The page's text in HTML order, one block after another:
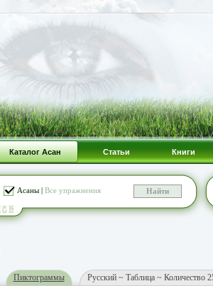
Каталог Асан Статьи Книги
Асаны| Все упражнения
Русский ~ Таблица ~ Количество
Пиктограммы